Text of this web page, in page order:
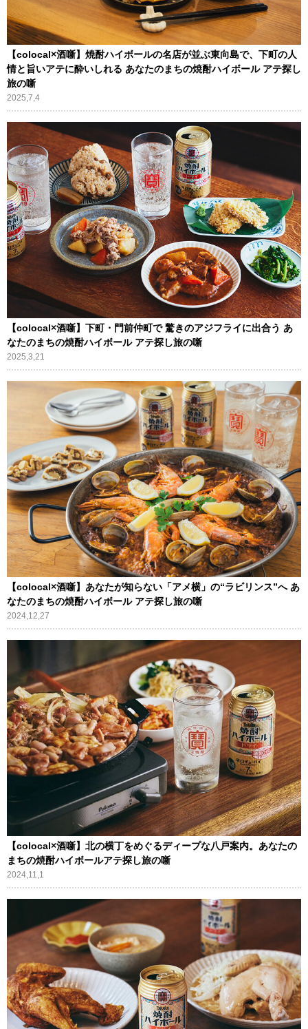
【colocal×酒噺】焼酎ハイボールの名店が並ぶ東向島で、下町の人
情と旨いアテに酔いしれる あなたのまちの焼酎ハイボール アテ探し
旅の噺
2025,7,4
【colocal×酒噺】下町・門前仲町で 驚きのアジフライに出合う あ
なたのまちの焼酎ハイボール アテ探し旅の噺
2025,3,21
【colocal×酒噺】あなたが知らない「アメ横」の“ラビリンス”へ あ
なたのまちの焼酎ハイボール アテ探し旅の噺
2024,12,27
【colocal×酒噺】北の横丁をめぐるディープな八戸案内。あなたの
まちの焼酎ハイボールアテ探し旅の噺
2024,11,1